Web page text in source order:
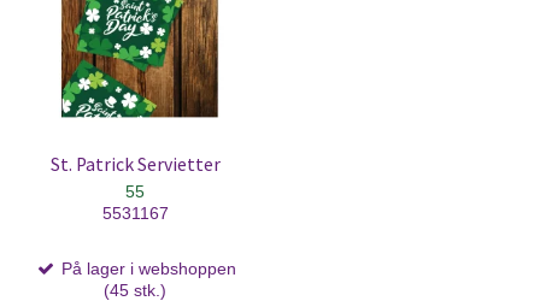
St. Patrick Servietter
55
5531167
På lager i webshoppen
(45 stk.)